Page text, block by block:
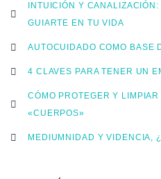
INTUICIÓN Y
GUIARTE EN TU VIDA
AUTOCUIDADO COMO BASE
4 CLAVES PARA TENER UN
CÓMO PROTEGER Y
«CUERPOS»
MEDIUMNIDAD Y VIDENCIA,